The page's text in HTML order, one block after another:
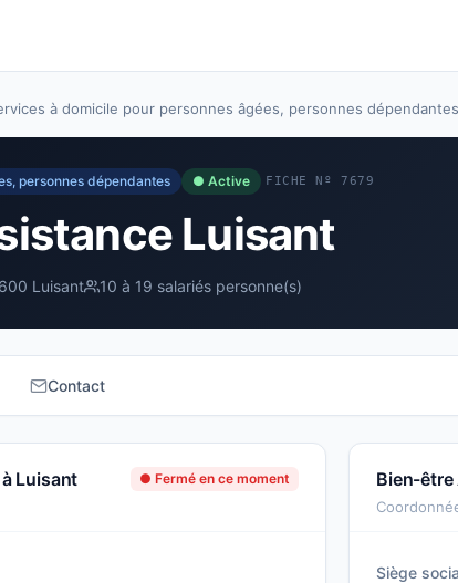
à domicile pour personnes âgées, personnes dépendantes
personnes dépendantes ● Active FICHE Nº 7679
Luisant
Luisant 10 à 19 salariés personne(s)
Contact
Luisant ● Fermé en ce moment Bien-
Siège